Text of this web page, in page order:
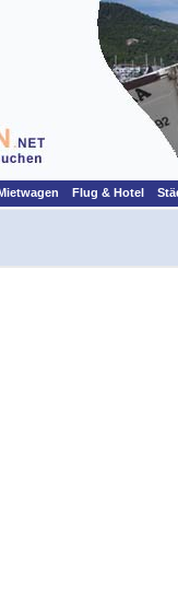
Flug & Hotel